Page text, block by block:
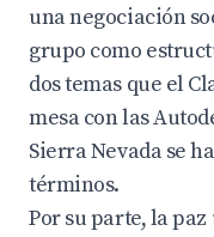
una negociación
grupo como
dos temas que el
mesa con las
Sierra Nevada se
términos.
Por su parte, la